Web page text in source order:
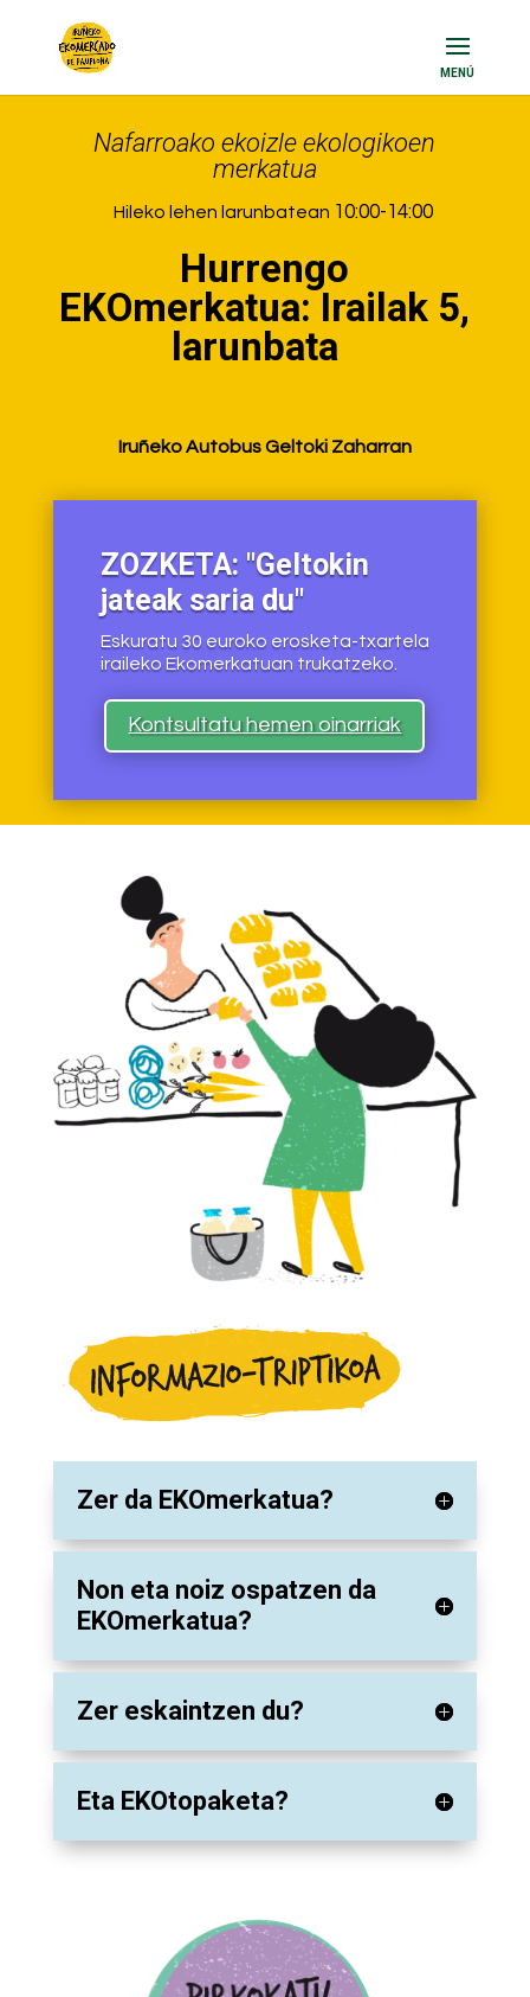
Nafarroako ekoizle ekologikoen
merkatua
Hileko lehen larunbatean 10:00-14:00
Hurrengo
EKOmerkatua: Irailak 5,
larunbata
Iruñeko Autobus Geltoki Zaharran
ZOZKETA: "Geltokin
jateak saria du"
Eskuratu 30 euroko erosketa-txartela
iraileko Ekomerkatuan trukatzeko.
Kontsultatu hemen oinarriak
Zer da EKOmerkatua?
Non eta noiz ospatzen da
EKOmerkatua?
Zer eskaintzen du?
Eta EKOtopaketa?